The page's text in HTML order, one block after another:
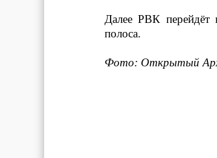
Далее РВК перейдёт
полоса.
Фото: Открытый